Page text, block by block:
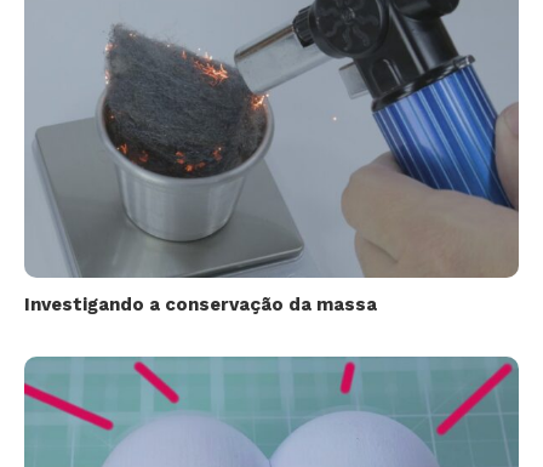
Investigando a conservação da massa